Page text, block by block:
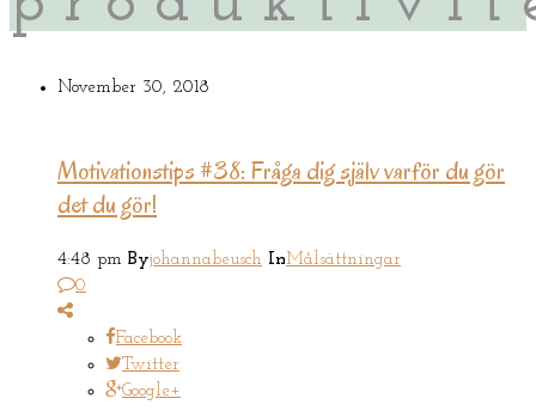
November 30, 2018
Motivationstips #38: Fråga dig själv varför du gör
det du gör!
4:48 pm Byjohannabeusch InMålsättningar
0
Facebook
Twitter
Google+